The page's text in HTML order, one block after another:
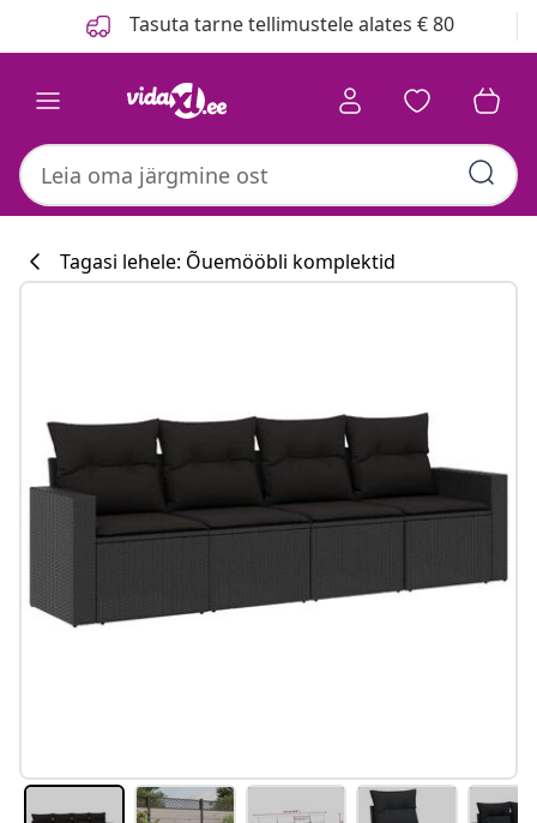
Tasuta tarne tellimustele alates € 80
#sharemevidaxl
Tagasi lehele: Õuemööbli komplektid